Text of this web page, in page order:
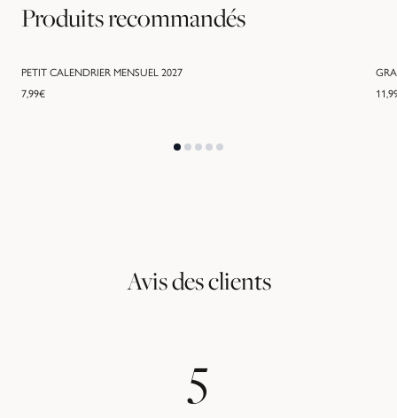
Produits recommandés
PETIT CALENDRIER MENSUEL 2027
7,99€
Avis des clients
5